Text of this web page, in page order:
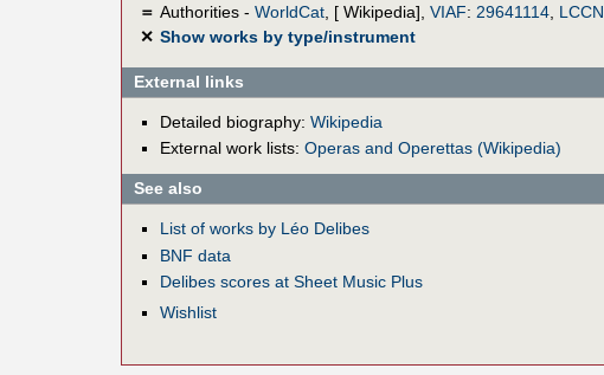
＝ Authorities - WorldCat, [ Wikipedia], VIAF: 29641114, LCCN
✕ Show works by type/instrument
External links
Detailed biography: Wikipedia
External work lists: Operas and Operettas (Wikipedia)
See also
List of works by Léo Delibes
BNF data
Delibes scores at Sheet Music Plus
Wishlist